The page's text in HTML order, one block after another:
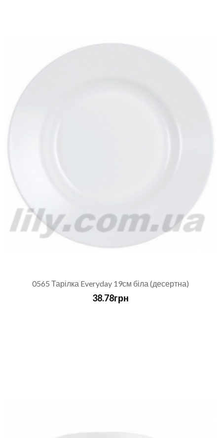
0565 Тарілка Everyday 19см біла (десертна)
38.78грн